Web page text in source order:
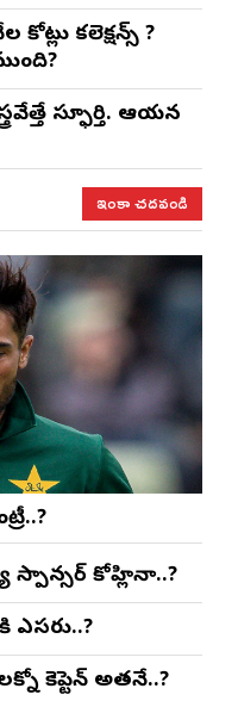
కలెక్షన్స్ ?
స్ఫూర్తి. ఆయన
ఇంకా చదవండి
స్పాన్సర్ కోహ్లినా..?
కెప్టెన్ అతనే..?